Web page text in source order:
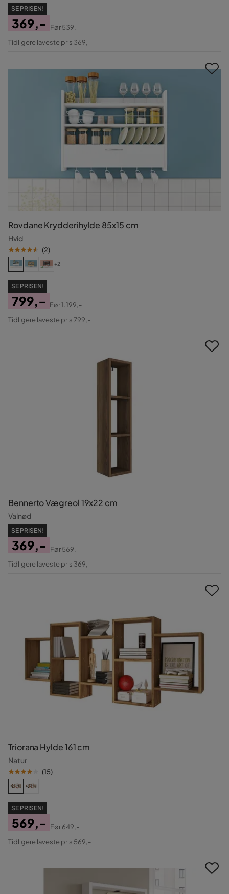
SE PRISEN!
Pris
369,-
Original
Før539,-
Tidligere laveste pris 369,-
Rovdane Krydderihylde 85x15 cm
Hvid
(2)
+2
SE PRISEN!
Pris
799,-
Original
Før1.199,-
Tidligere laveste pris 799,-
Bennerto Vægreol 19x22 cm
Valnød
SE PRISEN!
Pris
369,-
Original
Før569,-
Tidligere laveste pris 369,-
Triorana Hylde 161 cm
Natur
(15)
SE PRISEN!
Pris
569,-
Original
Før649,-
Tidligere laveste pris 569,-